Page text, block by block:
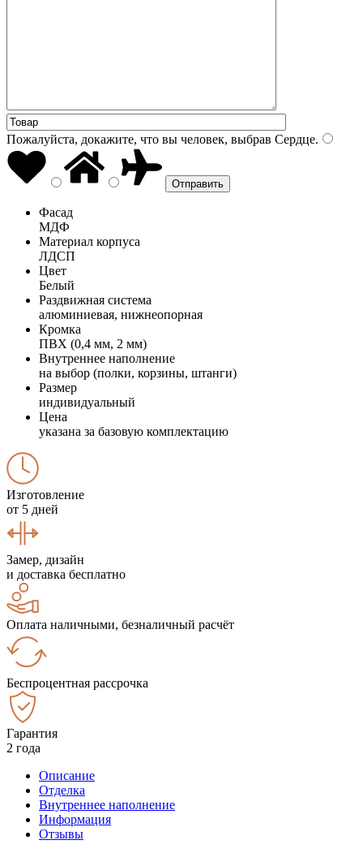
Пожалуйста, докажите, что вы человек, выбрав Сердце.
Фасад
МДФ
Материал корпуса
ЛДСП
Цвет
Белый
Раздвижная система
алюминиевая, нижнеопорная
Кромка
ПВХ (0,4 мм, 2 мм)
Внутреннее наполнение
на выбор (полки, корзины, штанги)
Размер
индивидуальный
Цена
указана за базовую комплектацию
Изготовление
от 5 дней
Замер, дизайн
и доставка бесплатно
Оплата наличными, безналичный расчёт
Беспроцентная рассрочка
Гарантия
2 года
Описание
Отделка
Внутреннее наполнение
Информация
Отзывы